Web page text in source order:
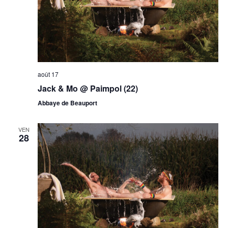
août 17
Jack & Mo @ Paimpol (22)
Abbaye de Beauport
VEN
28